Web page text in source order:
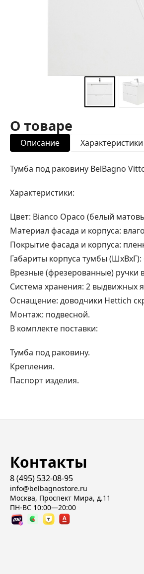
О товаре
Описание Характеристики
Тумба под раковину BelBagno
Характеристики:
Цвет: Bianco Opaco (белый
Материал фасада и корпуса:
Покрытие фасада и корпуса:
Габариты корпуса тумбы (ШхВхГ):
Врезные (фрезерованные) ручки
Система хранения: 2 выдвижных
Оснащение: доводчики Hettich
Монтаж: подвесной.
В комплекте поставки:
Тумба под раковину.
Крепления.
Паспорт изделия.
Контакты
8 (495) 532-08-95
info@belbagnostore.ru
Москва, Проспект Мира, д.11
ПН-ВС 10:00—20:00